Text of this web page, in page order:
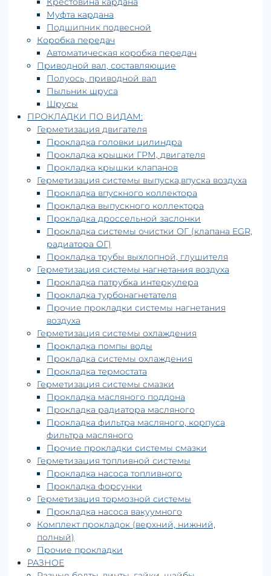
Муфта кардана
Подшипник подвесной
Коробка передач
Автоматическая коробка передач
Приводной вал, составляющие
Полуось, приводной вал
Пыльник шруса
Шрусы
ПРОКЛАДКИ ПО ВИДАМ:
Герметизация двигателя
Прокладка головки цилиндра
Прокладка крышки ГРМ, двигателя
Прокладка крышки клапанов
Герметизация системы выпуска,впуска воздуха
Прокладка впускного коллектора
Прокладка выпускного коллектора
Прокладка дроссельной заслонки
Прокладка системы очистки ОГ (клапана EGR,
радиатора ОГ)
Прокладка трубы выхлопной, глушителя
Герметизация системы нагнетания воздуха
Прокладка патрубка интеркулера
Прокладка турбонагнетателя
Прочие прокладки системы нагнетания
воздуха
Герметизация системы охлаждения
Прокладка помпы воды
Прокладка системы охлаждения
Прокладка термостата
Герметизация системы смазки
Прокладка масляного поддона
Прокладка радиатора масляного
Прокладка фильтра масляного, корпуса
фильтра масляного
Прочие прокладки системы смазки
Герметизация топливной системы
Прокладка насоса топливного
Прокладка форсунки
Герметизация тормозной системы
Прокладка насоса вакуумного
Комплект прокладок (верхний, нижний,
полный)
Прочие прокладки
РАЗНОЕ